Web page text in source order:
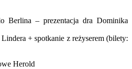
Berlina – prezentacja dra Dominika
+ spotkanie z reżyserem (bilety:
Herold